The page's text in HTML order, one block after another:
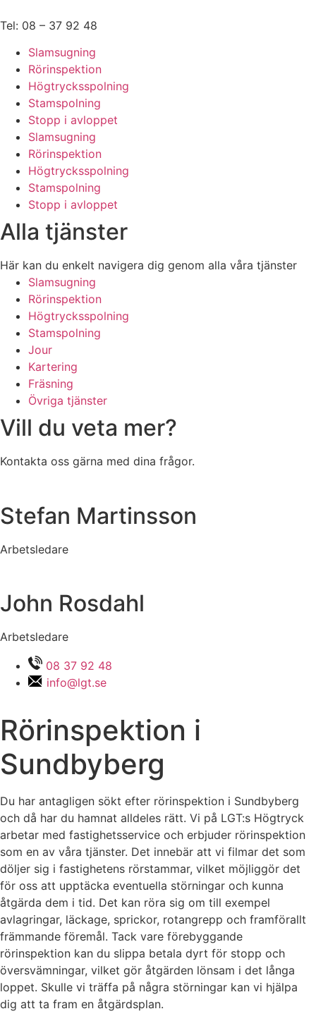
till
Tel: 08 – 37 92 48
Slamsugning
Rörinspektion
Högtrycksspolning
Stamspolning
Stopp i avloppet
Slamsugning
Rörinspektion
Högtrycksspolning
Stamspolning
Stopp i avloppet
Alla tjänster
Här kan du enkelt navigera dig genom alla våra tjänster
Slamsugning
Rörinspektion
Högtrycksspolning
Stamspolning
Jour
Kartering
Fräsning
Övriga tjänster
Vill du veta mer?
Kontakta oss gärna med dina frågor.
Stefan Martinsson
Arbetsledare
John Rosdahl
Arbetsledare
08 37 92 48
info@lgt.se
Rörinspektion i
Sundbyberg
Du har antagligen sökt efter rörinspektion i Sundbyberg
och då har du hamnat alldeles rätt. Vi på LGT:s Högtryck
arbetar med fastighetsservice och erbjuder rörinspektion
som en av våra tjänster. Det innebär att vi filmar det som
döljer sig i fastighetens rörstammar, vilket möjliggör det
för oss att upptäcka eventuella störningar och kunna
åtgärda dem i tid. Det kan röra sig om till exempel
avlagringar, läckage, sprickor, rotangrepp och framförallt
främmande föremål. Tack vare förebyggande
rörinspektion kan du slippa betala dyrt för stopp och
översvämningar, vilket gör åtgärden lönsam i det långa
loppet. Skulle vi träffa på några störningar kan vi hjälpa
dig att ta fram en åtgärdsplan.